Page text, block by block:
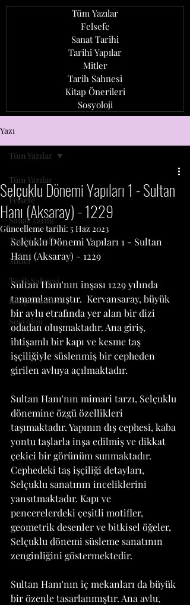
Tüm Yazılar
Felsefe
Sanat Tarihi
Tarihi Yapılar
Mitler
Tarih Sahnesi
Kitap Önerileri
Sosyoloji
Yazı
Tüm Yazılar
Felsefe
Sanat Tarihi
Tarihi Yapılar
Mitler
Tarih Sahnesi
Kitap Önerileri
Sosyoloji
Tüm Yazılar
Selçuklu Dönemi Yapıları 1 - Sultan
Hanı (Aksaray) - 1229
Güncelleme tarihi: 5 Haz 2023
Selçuklu Dönemi Yapıları 1 - Sultan
Hanı (Aksaray) - 1229
Sultan Hanı'nın inşası 1229 yılında
tamamlanmıştır.  Kervansaray, büyük
bir avlu etrafında yer alan bir dizi
odadan oluşmaktadır. Ana giriş,
ihtişamlı bir kapı ve kesme taş
işçiliğiyle süslenmiş bir cepheden
girilen avluya açılmaktadır.
Sultan Hanı'nın mimari tarzı, Selçuklu
dönemine özgü özellikleri
taşımaktadır. Yapının dış cephesi, kaba
yontu taşlarla inşa edilmiş ve dikkat
çekici bir görünüm sunmaktadır.
Cephedeki taş işçiliği detayları,
Selçuklu sanatının inceliklerini
yansıtmaktadır. Kapı ve
pencerelerdeki çeşitli motifler,
geometrik desenler ve bitkisel öğeler,
Selçuklu dönemi süsleme sanatının
zenginliğini göstermektedir.
Sultan Hanı'nın iç mekanları da büyük
bir özenle tasarlanmıştır. Ana avlu,